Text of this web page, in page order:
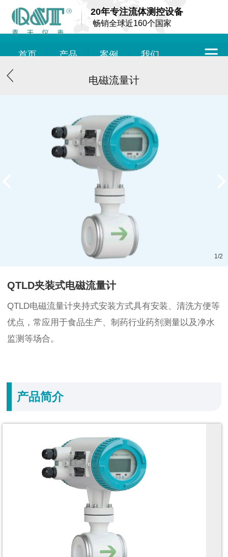
20年专注流体测控设备
畅销全球近160个国家
首页 产品 案例 我们
电磁流量计
1 /2
QTLD夹装式电磁流量计
QTLD电磁流量计夹持式安装方式具有安装、清洗方便等
优点，常应用于食品生产、制药行业药剂测量以及净水
监测等场合。
产品简介